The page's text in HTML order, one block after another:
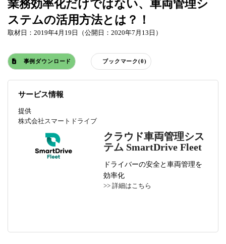
業務効率化だけではない、車両管理シ
ステムの活用方法とは？！
取材日：2019年4月19日（公開日：2020年7月13日）
事例ダウンロード ブックマーク(0)
サービス情報
提供
株式会社スマートドライブ
クラウド車両管理シス
テム SmartDrive Fleet
ドライバーの安全と車両管理を
効率化
>> 詳細はこちら